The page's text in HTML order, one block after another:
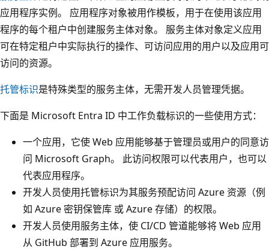
应用程序实例。 应用程序对象被用作模板，用于在使用该应用
程序的每个租户中创建服务主体对象。 服务主体对象定义应用
可在特定租户中实际执行的操作、可访问应用的用户以及应用可
访问的资源。
托管标识是特殊类型的服务主体，无需开发人员管理凭据。
下面是 Microsoft Entra ID 中工作负载标识的一些使用方式：
一个应用，它使 Web 应用能够基于管理员或用户的同意访
问 Microsoft Graph。 此访问权限可以代表用户，也可以
代表应用程序。
开发人员使用托管标识为其服务预配访问 Azure 资源（例
如 Azure 密钥保管库 或 Azure 存储）的权限。
开发人员使用服务主体，使 CI/CD 管道能够将 Web 应用
从 GitHub 部署到 Azure 应用服务。